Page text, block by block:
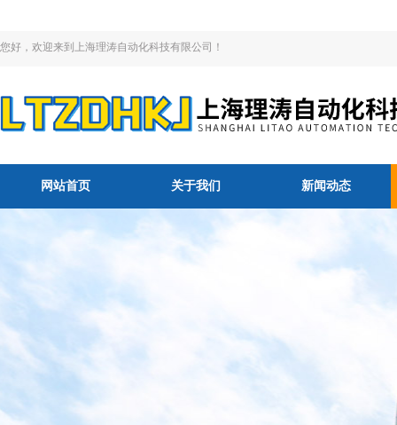
您好，欢迎来到上海理涛自动化科技有限公司！
网站首页 关于我们 新闻动态